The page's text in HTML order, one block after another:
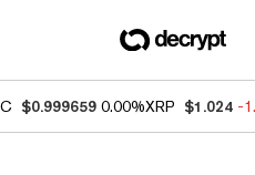
$0.999659 0.00%XRP $1.024 -